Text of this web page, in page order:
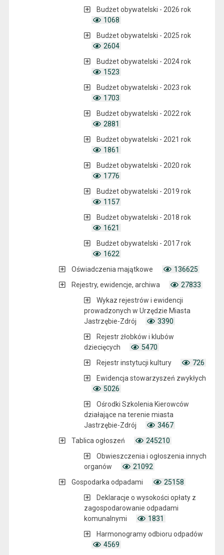
Budżet obywatelski - 2026 rok
1068
Budżet obywatelski - 2025 rok
2604
Budżet obywatelski - 2024 rok
1523
Budżet obywatelski - 2023 rok
1703
Budżet obywatelski - 2022 rok
2881
Budżet obywatelski - 2021 rok
1861
Budżet obywatelski - 2020 rok
1776
Budżet obywatelski - 2019 rok
1157
Budżet obywatelski - 2018 rok
1621
Budżet obywatelski - 2017 rok
1622
Oświadczenia majątkowe
136625
Rejestry, ewidencje, archiwa
27833
Wykaz rejestrów i ewidencji
prowadzonych w Urzędzie Miasta
Jastrzębie-Zdrój
3390
Rejestr żłobków i klubów
dziecięcych
5470
Rejestr instytucji kultury
726
Ewidencja stowarzyszeń zwykłych
5026
Ośrodki Szkolenia Kierowców
działające na terenie miasta
Jastrzębie-Zdrój
3467
Tablica ogłoszeń
245210
Obwieszczenia i ogłoszenia innych
organów
21092
Gospodarka odpadami
25158
Deklaracje o wysokości opłaty z
zagospodarowanie odpadami
komunalnymi
1831
Harmonogramy odbioru odpadów
4569